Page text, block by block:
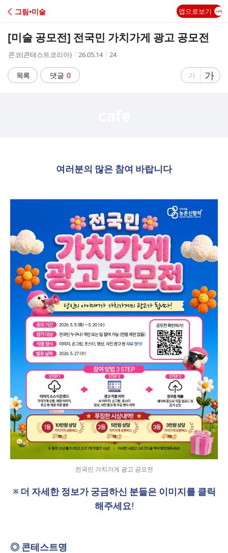
C
A
그림•미술 앱으로보기
[미술 공모전] 전국민 가치가게 광고 공모전
작
자
콘코(콘테스트코리아)
작
시
간
26.05.14
조
24
목록 댓글 0
글
가
글
자
가
여러분의 많은 참여 바랍니다
전국민 가치가게 광고 공모전
※ 더 자세한 정보가 궁금하신 분들은 이미지를 클릭
해주세요!
◎ 콘테스트명